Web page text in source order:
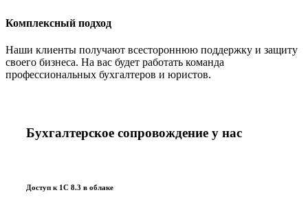
Комплексный подход
Наши клиенты получают всестороннюю поддержку и защиту
своего бизнеса. На вас будет работать команда
профессиональных бухгалтеров и юристов.
Бухгалтерское сопровождение у нас
Доступ к 1С 8.3 в облаке